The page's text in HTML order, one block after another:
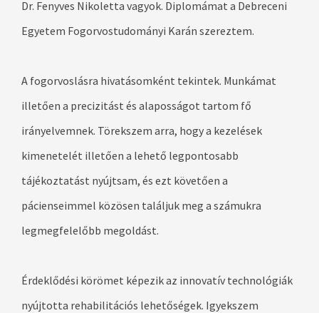
Dr. Fenyves Nikoletta vagyok. Diplomámat a Debreceni
Egyetem Fogorvostudományi Karán szereztem.
A fogorvoslásra hivatásomként tekintek. Munkámat
illetően a precizitást és alaposságot tartom fő
irányelvemnek. Törekszem arra, hogy a kezelések
kimenetelét illetően a lehető legpontosabb
tájékoztatást nyújtsam, és ezt követően a
pácienseimmel közösen találjuk meg a számukra
legmegfelelőbb megoldást.
Érdeklődési körömet képezik az innovatív technológiák
nyújtotta rehabilitációs lehetőségek. Igyekszem